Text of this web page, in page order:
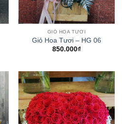
GIỎ HOA TƯƠI
Giỏ Hoa Tươi – HG 06
850.000₫